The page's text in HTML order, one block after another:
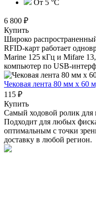
От 5 °С
6 800 ₽
Купить
Широко
RFID-карт работает
Marine 125 кГц и Mifare
компьютер по USB-
Чековая лента 80 мм x 60
115 ₽
Купить
Самый ходовой ролик для
Подходит для любых
оптимальным с точки
доставку в любой регион.